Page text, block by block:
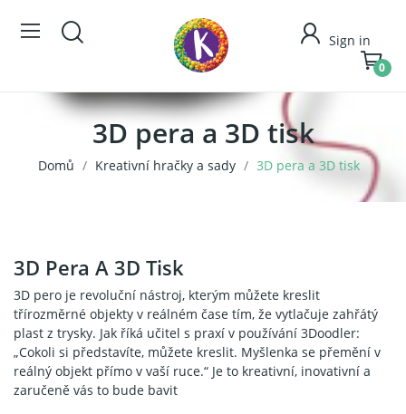
Sign in
0
3D pera a 3D tisk
Domů Kreativní hračky a sady 3D pera a 3D tisk
3D Pera A 3D Tisk
3D pero je revoluční nástroj, kterým můžete kreslit
třírozměrné objekty v reálném čase tím, že vytlačuje zahřátý
plast z trysky. Jak říká učitel s praxí v používání 3Doodler:
„Cokoli si představíte, můžete kreslit. Myšlenka se přemění v
reálný objekt přímo v vaší ruce.“ Je to kreativní, inovativní a
zaručeně vás to bude bavit